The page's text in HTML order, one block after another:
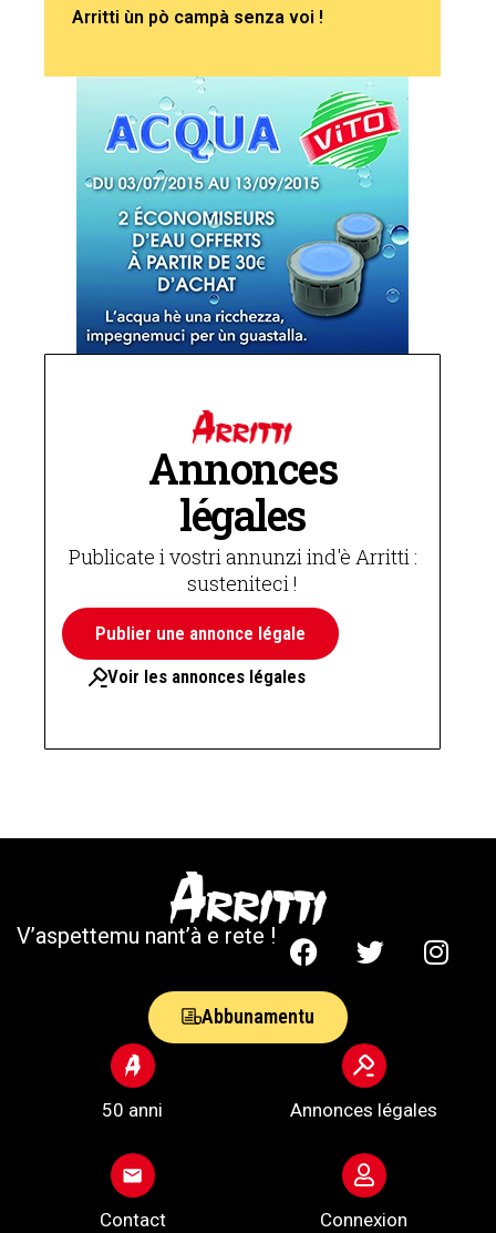
Arritti ùn pò campà senza voi !
Annonces
légales
Publicate i vostri annunzi ind'è Arritti :
susteniteci !
Publier une annonce légale
Voir les annonces légales
V’aspettemu nant’à e rete !
50 anni Annonces légales
Contact Connexion
Abbunamentu